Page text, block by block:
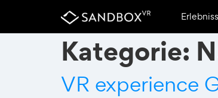
Kategorie:
VR experience